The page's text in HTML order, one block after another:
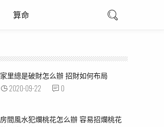
算命
家里總是破財怎么辦 招財如何布局
2020-09-22 0
房間風水犯爛桃花怎么辦 容易招爛桃花